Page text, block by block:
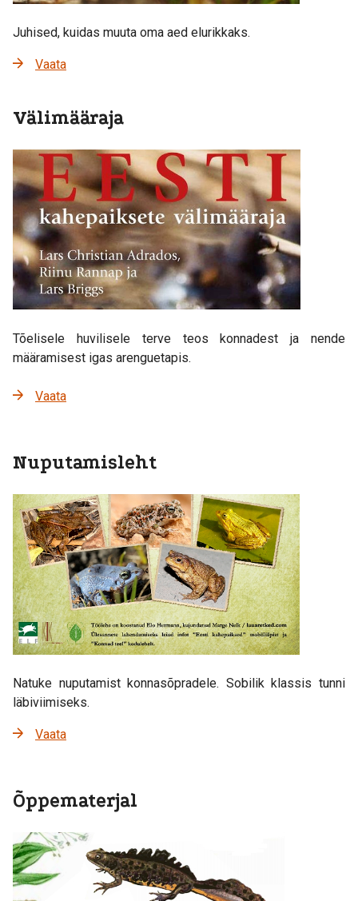
Juhised, kuidas muuta oma aed elurikkaks.
Vaata
Välimääraja
Tõelisele huvilisele terve teos konnadest ja nende
määramisest igas arenguetapis.
Vaata
Nuputamisleht
Natuke nuputamist konnasõpradele. Sobilik klassis tunni
läbiviimiseks.
Vaata
Õppematerjal